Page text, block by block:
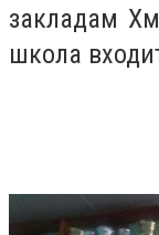
закладам
школа